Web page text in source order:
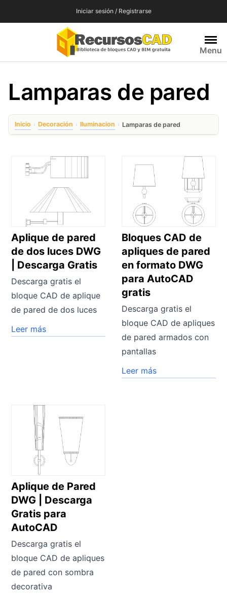
Iniciar sesión / Registrarse
Menu
Lamparas de pared
Inicio › Decoración › Iluminacion › Lamparas de pared
Aplique de pared
de dos luces DWG
| Descarga Gratis
Descarga gratis el
bloque CAD de aplique
de pared de dos luces
Leer más
Bloques CAD de
apliques de pared
en formato DWG
para AutoCAD
gratis
Descarga gratis el
bloque CAD de apliques
de pared armados con
pantallas
Leer más
Aplique de Pared
DWG | Descarga
Gratis para
AutoCAD
Descarga gratis el
bloque CAD de apliques
de pared con sombra
decorativa